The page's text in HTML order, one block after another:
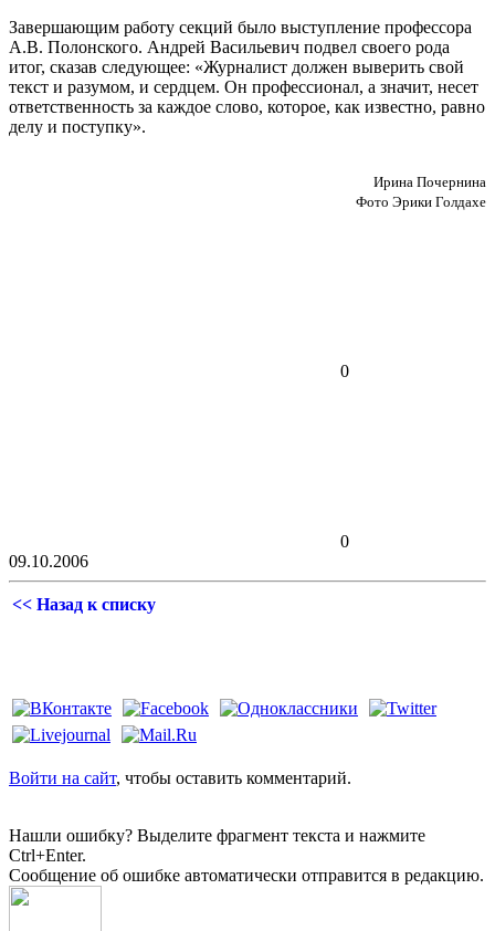
Завершающим работу секций было выступление профессора
А.В. Полонского. Андрей Васильевич подвел своего рода
итог, сказав следующее: «Журналист должен выверить свой
текст и разумом, и сердцем. Он профессионал, а значит, несет
ответственность за каждое слово, которое, как известно, равно
делу и поступку».
Ирина Почернина
Фото Эрики Голдахе
0
0
09.10.2006
<< Назад к списку
Войти на сайт, чтобы оставить комментарий.
Нашли ошибку? Выделите фрагмент текста и нажмите
Ctrl+Enter.
Сообщение об ошибке автоматически отправится в редакцию.